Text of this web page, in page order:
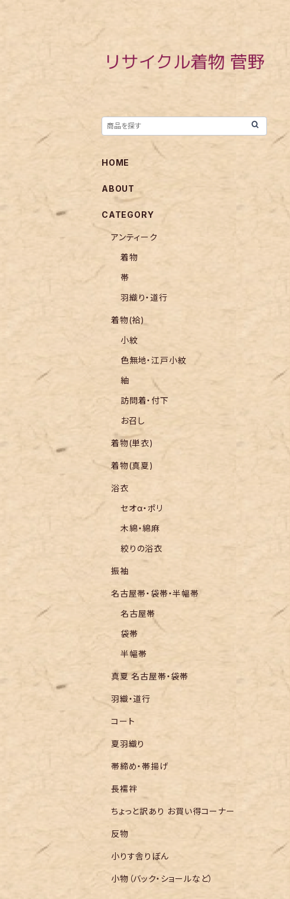
HOME
ABOUT
CATEGORY
アンティーク
着物
帯
羽織り・道行
着物(袷)
小紋
色無地・江戸小紋
紬
訪問着・付下
お召し
着物(単衣)
着物(真夏)
浴衣
セオα・ポリ
木綿・綿麻
絞りの浴衣
振袖
名古屋帯・袋帯・半幅帯
名古屋帯
袋帯
半幅帯
真夏 名古屋帯・袋帯
羽織・道行
コート
夏羽織り
帯締め・帯揚げ
長襦袢
ちょっと訳あり お買い得コーナー
反物
小りす舎りぼん
小物（バック・ショールなど）